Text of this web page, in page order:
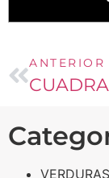
ANTERIOR
VERDURAS